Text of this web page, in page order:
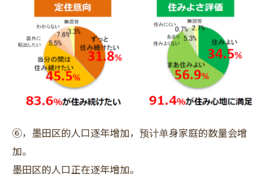
⑥，墨田区的人口逐年增加，预计单身家庭的数量会增
加。
墨田区的人口正在逐年增加。